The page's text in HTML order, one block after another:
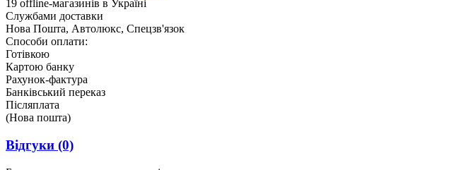
19 offline-магазинів в Україні
Службами доставки
Нова Пошта, Автолюкс, Спецзв'язок
Способи оплати:
Готівкою
Картою банку
Рахунок-фактура
Банківський переказ
Післяплата
(Нова пошта)
Відгуки (0)